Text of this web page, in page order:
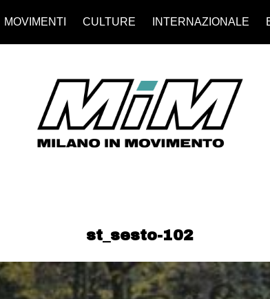
MOVIMENTI CULTURE INTERNAZIONALE
st_sesto-102